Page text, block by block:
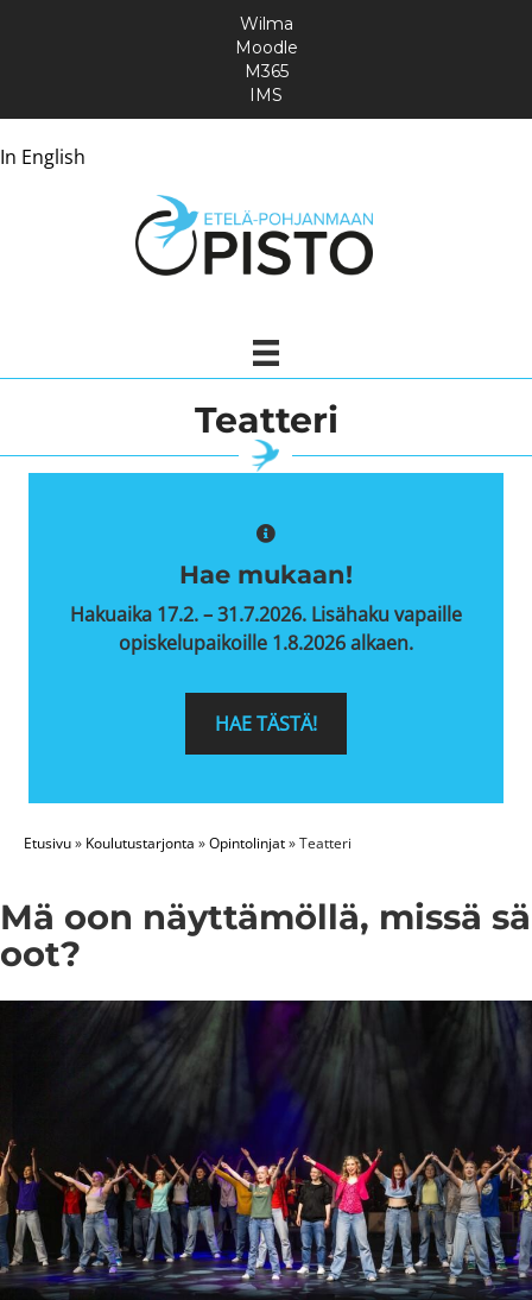
In English
Wilma
Moodle
M365
IMS
Teatteri
Hae mukaan!
Hakuaika 17.2. – 31.7.2026. Lisähaku vapaille
opiskelupaikoille 1.8.2026 alkaen.
HAE TÄSTÄ!
Etusivu» Koulutustarjonta »Opintolinjat»Teatteri
Mä oon näyttämöllä, missä sä
oot?